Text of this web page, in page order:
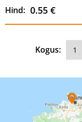
Hind: 0.55 €
Kogus: